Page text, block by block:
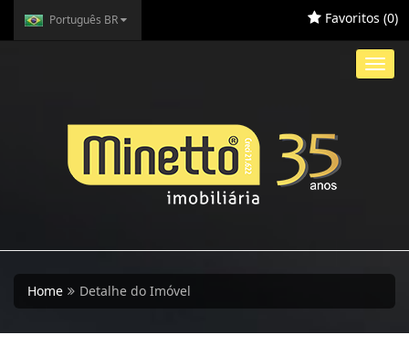
Português BR Favoritos (0)
Home Detalhe do Imóvel